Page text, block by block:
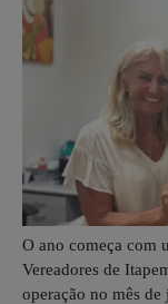
O ano começa com
Vereadores de
operação no mês